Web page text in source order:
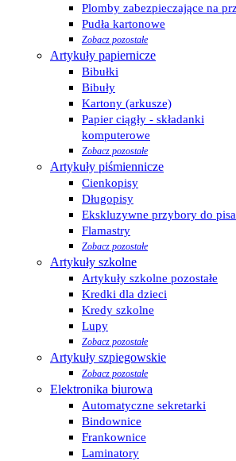
Plomby zabezpieczające na
Pudła kartonowe
Zobacz pozostałe
Artykuły papiernicze
Bibułki
Bibuły
Kartony (arkusze)
Papier ciągły - składanki
komputerowe
Zobacz pozostałe
Artykuły piśmiennicze
Cienkopisy
Długopisy
Ekskluzywne przybory do
Flamastry
Zobacz pozostałe
Artykuły szkolne
Artykuły szkolne pozostałe
Kredki dla dzieci
Kredy szkolne
Lupy
Zobacz pozostałe
Artykuły szpiegowskie
Zobacz pozostałe
Elektronika biurowa
Automatyczne sekretarki
Bindownice
Frankownice
Laminatory